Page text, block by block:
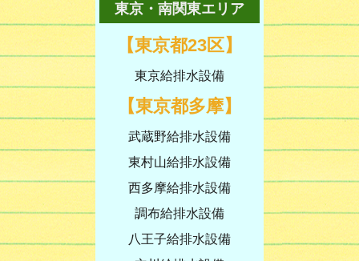
東京・南関東エリア
【東京都23区】
東京給排水設備
【東京都多摩】
武蔵野給排水設備
東村山給排水設備
西多摩給排水設備
調布給排水設備
八王子給排水設備